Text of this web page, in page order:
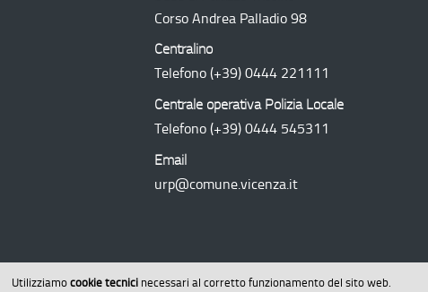
Utilizziamo cookie tecnici necessari al corretto funzionamento del sito web.
Corso Andrea Palladio 98
Centralino
Telefono (+39) 0444 221111
Centrale operativa Polizia Locale
Telefono (+39) 0444 545311
Email
urp@comune.vicenza.it